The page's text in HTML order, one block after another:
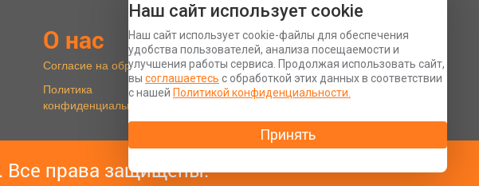
О нас
Согласие на обработку персональных данных
Политика
конфиденциальности
Разработка сайта Space App
Все права защищены.
Наш сайт использует cookie
Наш сайт использует cookie-файлы для обеспечения
удобства пользователей, анализа посещаемости и
улучшения работы сервиса. Продолжая использовать сайт,
вы соглашаетесь с обработкой этих данных в соответствии
с нашей Политикой конфиденциальности.